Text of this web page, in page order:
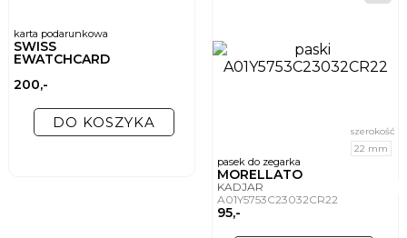
karta podarunkowa
SWISS
EWATCHCARD
200,-
DO KOSZYKA
pasek do zegarka
MORELLATO
KADJAR
A01Y5753C23032CR22
95,-
szerokość
22 mm